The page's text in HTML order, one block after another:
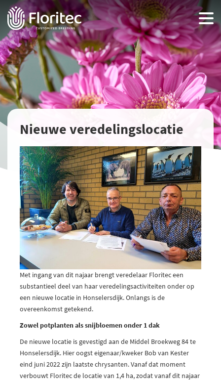
Nieuwe veredelingslocatie
Met ingang van dit najaar brengt veredelaar Floritec een
substantieel deel van haar veredelingsactiviteiten onder op
een nieuwe locatie in Honselersdijk. Onlangs is de
overeenkomst getekend.
Zowel potplanten als snijbloemen onder 1 dak
De nieuwe locatie is gevestigd aan de Middel Broekweg 84 te
Honselersdijk. Hier oogst eigenaar/kweker Bob van Kester
eind juni 2022 zijn laatste chrysanten. Vanaf dat moment
verbouwt Floritec de locatie van 1,4 ha, zodat vanaf dit najaar